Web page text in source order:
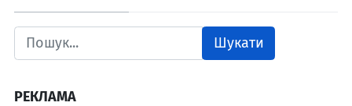
Шукати
РЕКЛАМА